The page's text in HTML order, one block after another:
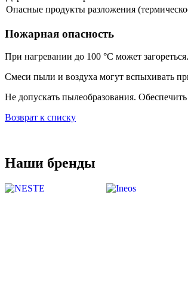
Опасные продукты разложения
Пожарная опасность
При нагревании до 100 °C может загореться.
Смеси пыли и воздуха могут вспыхивать
Не допускать пылеобразования.
Возврат к списку
Наши бренды